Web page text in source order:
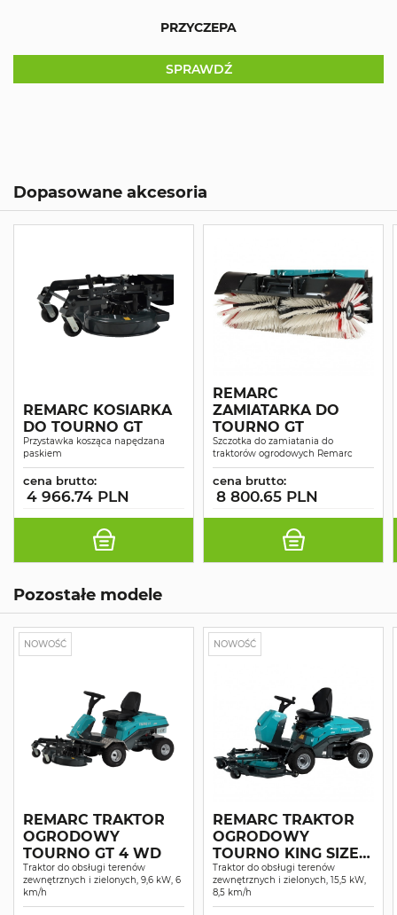
PRZYCZEPA
SPRAWDŹ
Dopasowane akcesoria
REMARC KOSIARKA
DO TOURNO GT
Przystawka kosząca napędzana
paskiem
cena brutto:
4 966.74 PLN
REMARC
ZAMIATARKA DO
TOURNO GT
Szczotka do zamiatania do
traktorów ogrodowych Remarc
cena brutto:
8 800.65 PLN
Pozostałe modele
NOWOŚĆ
REMARC TRAKTOR
OGRODOWY
TOURNO GT 4 WD
Traktor do obsługi terenów
zewnętrznych i zielonych, 9,6 kW, 6
km/h
NOWOŚĆ
REMARC TRAKTOR
OGRODOWY
TOURNO KING SIZE 4
WD SERVO
Traktor do obsługi terenów
zewnętrznych i zielonych, 15,5 kW,
8,5 km/h